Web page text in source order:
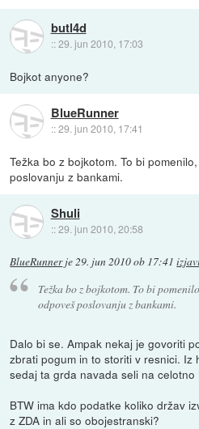
butl4d
::29. jun 2010, 17:03
Bojkot anyone?
BlueRunner
::29. jun 2010, 17:41
Težka bo z bojkotom. To bi
poslovanju z bankami.
Shuli
::29. jun 2010, 20:58
BlueRunnerje29. jun 2010 ob 17:41
Težka bo z bojkotom. To bi
odpoveš poslovanju z bankami.
Dalo bi se. Ampak nekaj je govoriti
zbrati pogum in to storiti v resnici. Iz
sedaj ta grda navada seli na celotno
BTW ima kdo podatke koliko držav
z ZDA in ali so obojestranski?